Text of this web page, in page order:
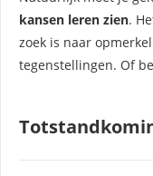
kansen leren zien.
zoek is naar
tegenstellingen. Of